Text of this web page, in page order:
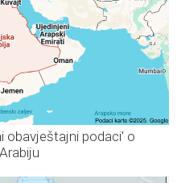
obavještajni podaci' o